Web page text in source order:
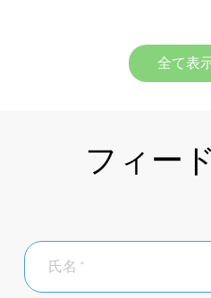
全て表
フィー